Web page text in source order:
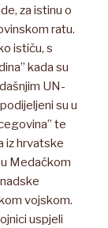
za istinu o
ratu.
ističu, s
kada su
UN-
su u
te
iz hrvatske
Medačkom
vojskom.
uspjeli